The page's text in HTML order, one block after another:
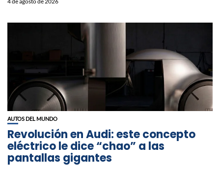
AUTOS DEL MUNDO
Revolución en Audi: este concepto
eléctrico le dice “chao” a las
pantallas gigantes